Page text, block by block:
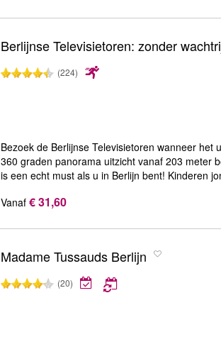
Berlijnse Televisietoren: zonder
(224)
Bezoek de Berlijnse Televisietoren wanneer
360 graden panorama uitzicht vanaf 203 meter
is een echt must als u in Berlijn bent! Kinderen
Vanaf € 31,60
Madame Tussauds Berlijn
(20)